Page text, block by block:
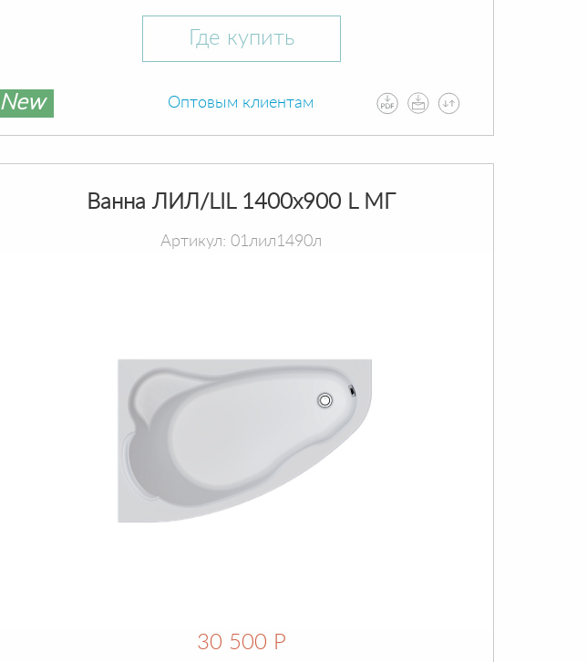
Где купить
New Оптовым клиентам
Ванна ЛИЛ/LIL 1400х900 L МГ
Артикул: 01лил1490л
30 500 Р